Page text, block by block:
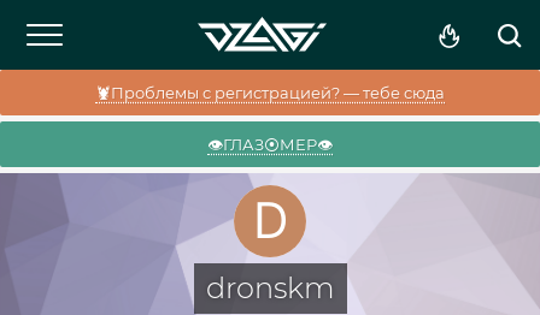
🦞Проблемы с регистрацией? — тебе сюда
👁️ГЛАЗ⦿МЕР👁️
dronskm